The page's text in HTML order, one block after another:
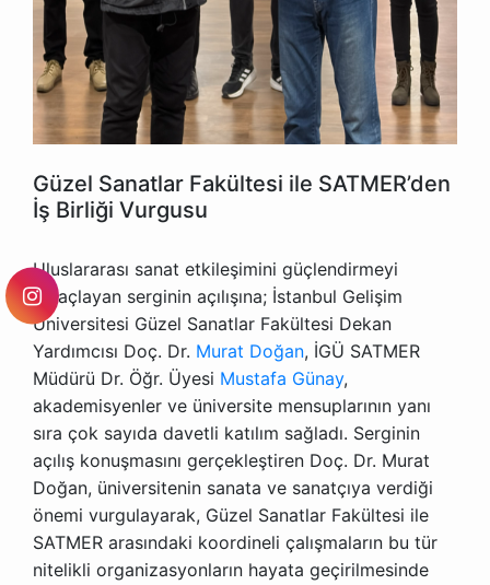
Güzel Sanatlar Fakültesi ile SATMER’den
İş Birliği Vurgusu
Uluslararası sanat etkileşimini güçlendirmeyi
amaçlayan serginin açılışına; İstanbul Gelişim
Üniversitesi Güzel Sanatlar Fakültesi Dekan
Yardımcısı Doç. Dr. Murat Doğan, İGÜ SATMER
Müdürü Dr. Öğr. Üyesi Mustafa Günay,
akademisyenler ve üniversite mensuplarının yanı
sıra çok sayıda davetli katılım sağladı. Serginin
açılış konuşmasını gerçekleştiren Doç. Dr. Murat
Doğan, üniversitenin sanata ve sanatçıya verdiği
önemi vurgulayarak, Güzel Sanatlar Fakültesi ile
SATMER arasındaki koordineli çalışmaların bu tür
nitelikli organizasyonların hayata geçirilmesinde